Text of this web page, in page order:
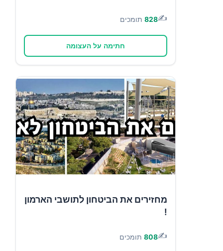
✍️
828 תומכים
חתימה על העצומה
מחזירים את הביטחון לתושבי הארמון
!
✍️
808 תומכים